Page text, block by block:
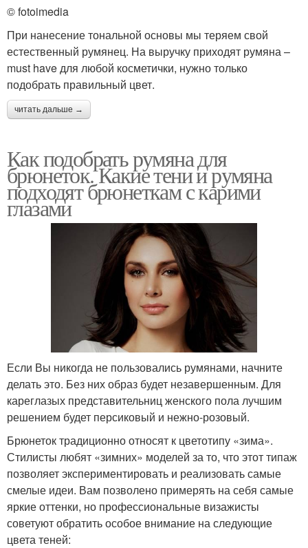
© fotoimedia
При нанесение тональной основы мы теряем свой
естественный румянец. На выручку приходят румяна –
must have для любой косметички, нужно только
подобрать правильный цвет.
читать дальше →
Как подобрать румяна для
брюнеток. Какие тени и румяна
подходят брюнеткам с карими
глазами
Если Вы никогда не пользовались румянами, начните
делать это. Без них образ будет незавершенным. Для
кареглазых представительниц женского пола лучшим
решением будет персиковый и нежно-розовый.
Брюнеток традиционно относят к цветотипу «зима».
Стилисты любят «зимних» моделей за то, что этот типаж
позволяет экспериментировать и реализовать самые
смелые идеи. Вам позволено примерять на себя самые
яркие оттенки, но профессиональные визажисты
советуют обратить особое внимание на следующие
цвета теней: